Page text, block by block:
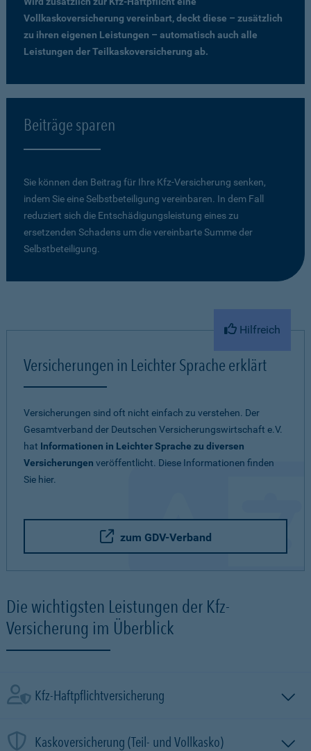
Vollkaskoversicherung vereinbart, deckt diese – zusätzlich
zu ihren eigenen Leistungen – automatisch auch alle
Leistungen der Teilkaskoversicherung ab.
Beiträge sparen
Sie können den Beitrag für Ihre Kfz-Versicherung senken,
indem Sie eine Selbstbeteiligung vereinbaren. In dem Fall
reduziert sich die Entschädigungsleistung eines zu
ersetzenden Schadens um die vereinbarte Summe der
Selbstbeteiligung.
Hilfreich
Versicherungen in Leichter Sprache erklärt
Versicherungen sind oft nicht einfach zu verstehen. Der
Gesamtverband der Deutschen Versicherungswirtschaft e.V.
hat Informationen in Leichter Sprache zu diversen
Versicherungen veröffentlicht. Diese Informationen finden
Sie hier.
zum GDV-Verband
Die wichtigsten Leistungen der Kfz-
Versicherung im Überblick
Kfz-Haftpflichtversicherung
Kaskoversicherung (Teil- und Vollkasko)